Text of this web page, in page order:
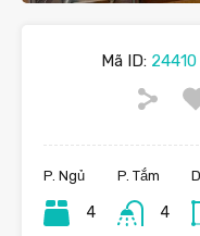
Mã ID:24410
P. Ngủ
4
P. Tắm
4